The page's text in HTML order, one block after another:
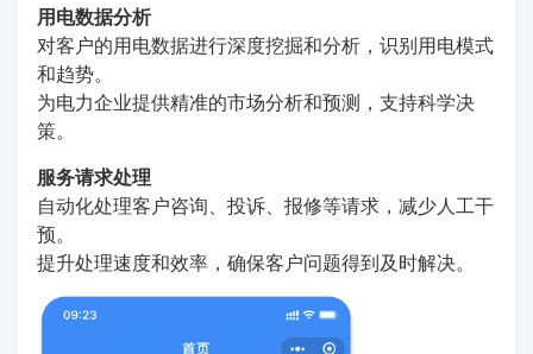
用电数据分析
对客户的用电数据进行深度挖掘和分析，识别用电模式
和趋势。
为电力企业提供精准的市场分析和预测，支持科学决
策。
服务请求处理
自动化处理客户咨询、投诉、报修等请求，减少人工干
预。
提升处理速度和效率，确保客户问题得到及时解决。